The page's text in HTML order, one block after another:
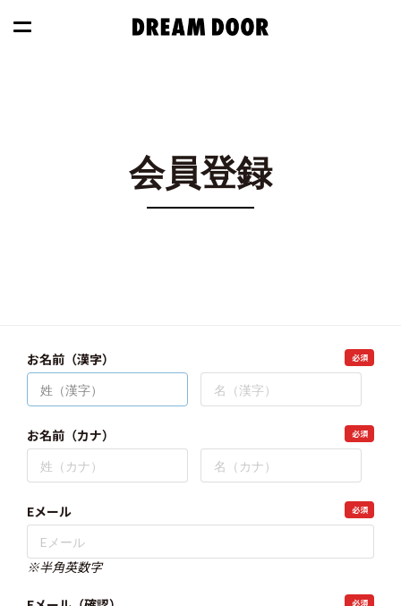
会員登録
お名前（漢字） 必須
お名前（カナ） 必須
Eメール 必須
※半角英数字
必須